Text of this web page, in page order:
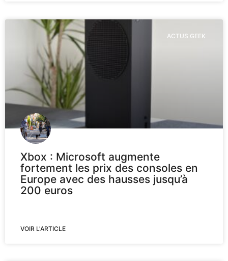
ACTUS GEEK
Xbox : Microsoft augmente
fortement les prix des consoles en
Europe avec des hausses jusqu’à
200 euros
VOIR L'ARTICLE